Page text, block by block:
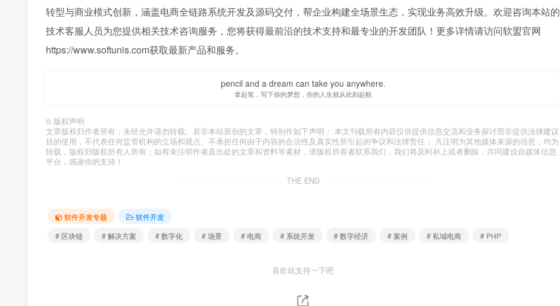
转型与商业模式创新，涵盖电商全链路系统开发及源码交付，帮企业构建全场景生态，实现业务高效升级。欢迎咨询本站的
技术客服人员为您提供相关技术咨询服务，您将获得最前沿的技术支持和最专业的开发团队！更多详情请访问软盟官网
https://www.softunis.com获取最新产品和服务。
pencil and a dream can take you anywhere.
拿起笔，写下你的梦想，你的人生就从此刻起航
© 版权声明
文章版权归作者所有，未经允许请勿转载。若非本站原创的文章，特别作如下声明： 本文刊载所有内容仅供提供信息交流和业务探讨而非提供法律建议
目的使用，不代表任何监管机构的立场和观点。不承担任何由于内容的合法性及真实性所引起的争议和法律责任； 凡注明为其他媒体来源的信息，均为
转载，版权归版权所有人所有；如有未注明作者及出处的文章和资料等素材，请版权所有者联系我们，我们将及时补上或者删除，共同建设自媒体信息
平台，感谢你的支持！
THE END
软件开发专题
软件开发
# 区块链
# 解决方案 # 数字化 # 场景 # 电商 # 系统开发 # 数字经济 # 案例 # 私域电商 # PHP
喜欢就支持一下吧